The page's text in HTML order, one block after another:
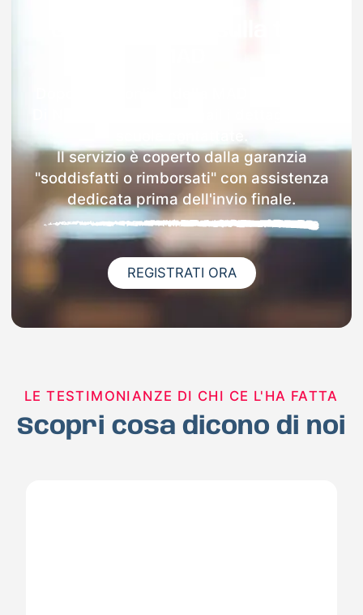
Il servizio è coperto dalla garanzia
"soddisfatti o rimborsati" con assistenza
dedicata prima dell'invio finale.
REGISTRATI ORA
LE TESTIMONIANZE DI CHI CE L'HA FATTA
Scopri cosa dicono di noi